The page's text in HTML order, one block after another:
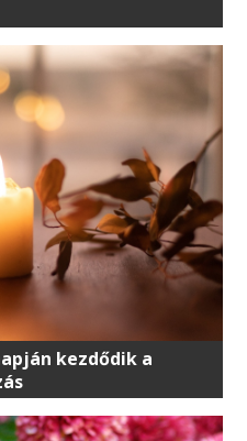
kezdődik a